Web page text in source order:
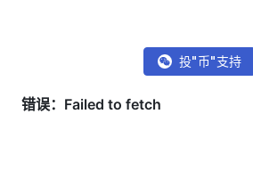
投"币"支持